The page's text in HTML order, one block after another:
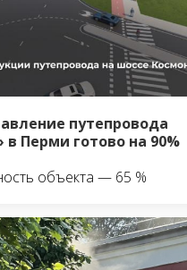
путепровода
Перми готово на 90%
объекта — 65 %